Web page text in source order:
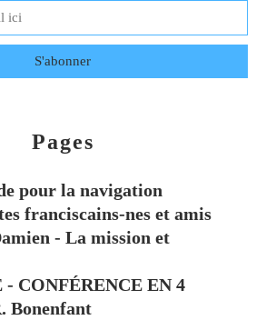
Pages
pour la navigation
franciscains-nes et amis
- La mission et
CONFÉRENCE EN 4
Bonenfant